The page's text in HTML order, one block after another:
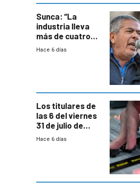
Sunca: “La
industria lleva
más de cuatro
meses sin
Hace 6 días
Los titulares de
las 6 del viernes
31 de julio de
2026
Hace 6 días